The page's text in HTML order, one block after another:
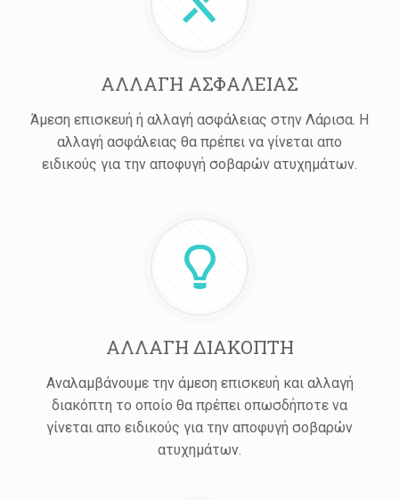
ΑΛΛΑΓΗ ΑΣΦΑΛΕΙΑΣ
Άμεση επισκευή ή αλλαγή ασφάλειας στην Λάρισα. Η
αλλαγή ασφάλειας θα πρέπει να γίνεται απο
ειδικούς για την αποφυγή σοβαρών ατυχημάτων.
ΑΛΛΑΓΗ ΔΙΑΚΟΠΤΗ
Αναλαμβάνουμε την άμεση επισκευή και αλλαγή
διακόπτη το οποίο θα πρέπει οπωσδήποτε να
γίνεται απο ειδικούς για την αποφυγή σοβαρών
ατυχημάτων.